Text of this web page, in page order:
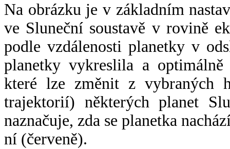
Na obrázku je v základním
ve Sluneční soustavě v rovině
podle vzdálenosti planetky v
planetky vykreslila a
které lze změnit z vybraných
trajektorií) některých planet
naznačuje, zda se planetka
ní (červeně).